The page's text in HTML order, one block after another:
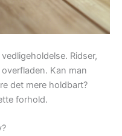
Ridser,
Kan man
det mere holdbart?
forhold.